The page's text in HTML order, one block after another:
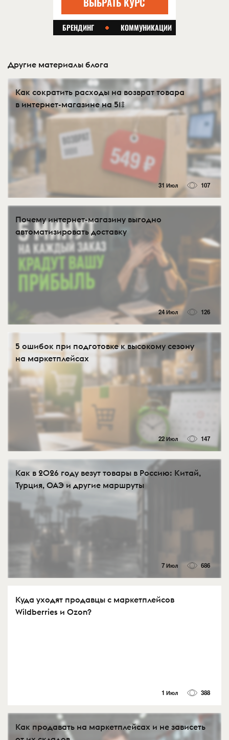
Другие материалы блога
Как сократить расходы на возврат товара
в интернет-магазине на 51%
31 Июл 107
Почему интернет-магазину выгодно
автоматизировать доставку
24 Июл 126
5 ошибок при подготовке к высокому сезону
на маркетплейсах
22 Июл 147
Как в 2026 году везут товары в Россию: Китай,
Турция, ОАЭ и другие маршруты
7 Июл 686
Куда уходят продавцы с маркетплейсов
Wildberries и Ozon?
1 Июл 388
Как продавать на маркетплейсах и не зависеть